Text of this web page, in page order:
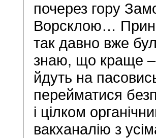
почерез гору
Ворсклою…
так давно вже
знаю, що краще –
йдуть на
перейматися
і цілком
вакханалію з